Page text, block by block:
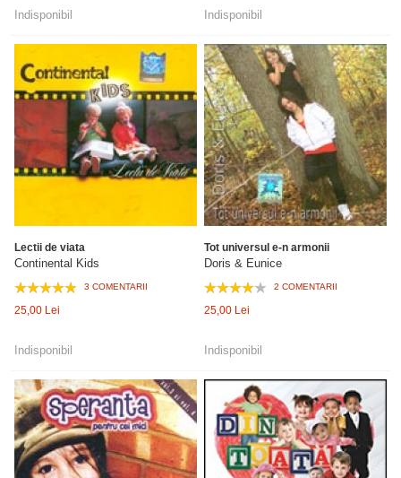
Indisponibil Indisponibil
Lectii de viata
Continental Kids
3 COMENTARII
25,00 Lei
Indisponibil
Tot universul e-n armonii
Doris & Eunice
2 COMENTARII
25,00 Lei
Indisponibil